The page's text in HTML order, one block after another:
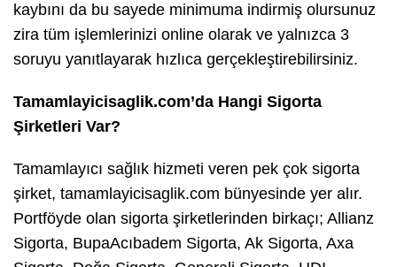
kaybını da bu sayede minimuma indirmiş olursunuz
zira tüm işlemlerinizi online olarak ve yalnızca 3
soruyu yanıtlayarak hızlıca gerçekleştirebilirsiniz.
Tamamlayicisaglik.com’da Hangi Sigorta
Şirketleri Var?
Tamamlayıcı sağlık hizmeti veren pek çok sigorta
şirket, tamamlayicisaglik.com bünyesinde yer alır.
Portföyde olan sigorta şirketlerinden birkaçı; Allianz
Sigorta, BupaAcıbadem Sigorta, Ak Sigorta, Axa